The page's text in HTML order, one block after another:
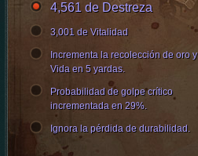
4,561 de Destreza
3,001 de Vitalidad
Incrementa la recolección de oro y
Vida en 5 yardas.
Probabilidad de golpe crítico
incrementada en 29%.
Ignora la pérdida de durabilidad.